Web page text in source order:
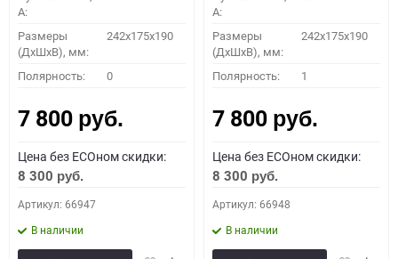
A:
Размеры
(ДхШхВ), мм:
242x175x190
Полярность: 0
7 800 руб.
Цена без ECOном скидки:
8 300 руб.
Артикул: 66947
В наличии
A:
Размеры
(ДхШхВ), мм:
242x175x190
Полярность: 1
7 800 руб.
Цена без ECOном скидки:
8 300 руб.
Артикул: 66948
В наличии